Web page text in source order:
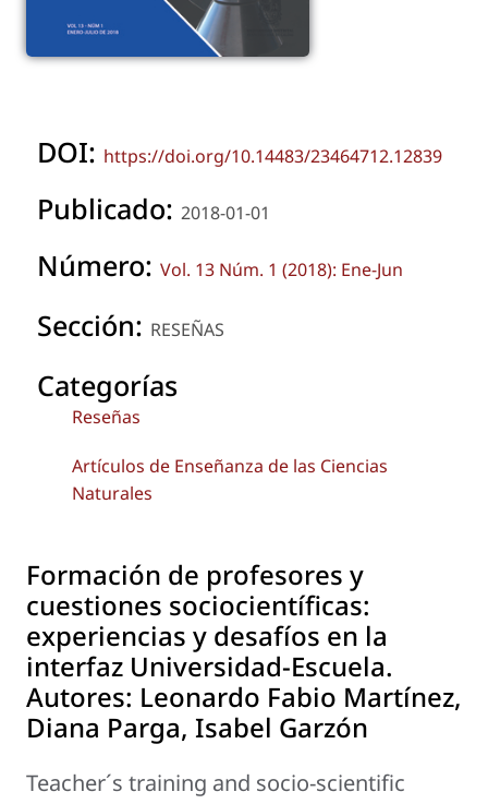
DOI: https://doi.org/10.14483/23464712.12839
Publicado: 2018-01-01
Número: Vol. 13 Núm. 1 (2018): Ene-Jun
Sección: RESEÑAS
Categorías
Reseñas
Artículos de Enseñanza de las Ciencias
Naturales
Formación de profesores y
cuestiones sociocientíficas:
experiencias y desafíos en la
interfaz Universidad-Escuela.
Autores: Leonardo Fabio Martínez,
Diana Parga, Isabel Garzón
Teacher´s training and socio-scientific